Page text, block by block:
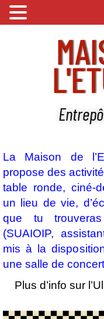
La Maison de
propose des
table ronde, ciné-
un lieu de vie,
que tu
(SUAIOIP,
mis à la
une salle de
Plus d’info sur